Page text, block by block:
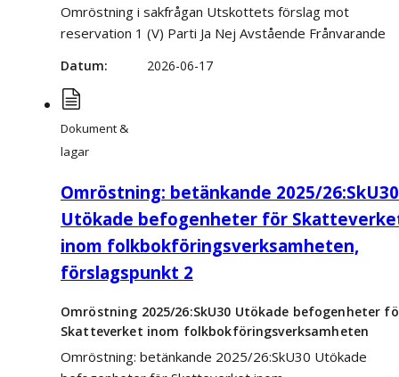
Omröstning i sakfrågan Utskottets förslag mot
reservation 1 (V) Parti Ja Nej Avstående Frånvarande
Datum 2026-06-17
Dokument &
lagar
Omröstning: betänkande 2025/26:SkU30
Utökade befogenheter för
inom folkbokföringsverksamheten,
förslagspunkt 2
Omröstning 2025/26:SkU30 Utökade befogenheter
Skatteverket inom folkbokföringsverksamheten
Omröstning: betänkande 2025/26:SkU30 Utökade